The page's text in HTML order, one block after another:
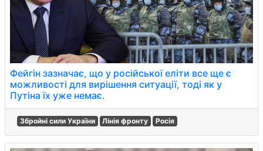
Фейгін зазначає, що у російської еліти все ще є
можливості для вирішення ситуації, тоді як у
Путіна їх уже немає.
Збройні сили України Лінія фронту Росія